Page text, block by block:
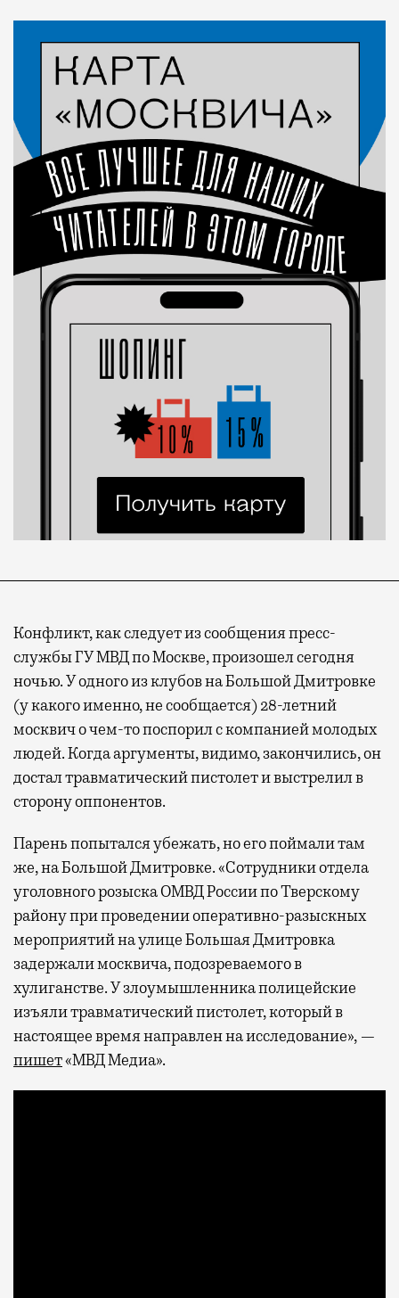
Конфликт, как следует из сообщения пресс-
службы ГУ МВД по Москве, произошел сегодня
ночью. У одного из клубов на Большой Дмитровке
(у какого именно, не сообщается) 28-летний
москвич о чем-то поспорил с компанией молодых
людей. Когда аргументы, видимо, закончились, он
достал травматический пистолет и выстрелил в
сторону оппонентов.
Парень попытался убежать, но его поймали там
же, на Большой Дмитровке. «Сотрудники отдела
уголовного розыска ОМВД России по Тверскому
району при проведении оперативно-разыскных
мероприятий на улице Большая Дмитровка
задержали москвича, подозреваемого в
хулиганстве. У злоумышленника полицейские
изъяли травматический пистолет, который в
настоящее время направлен на исследование», —
пишет«МВД Медиа».